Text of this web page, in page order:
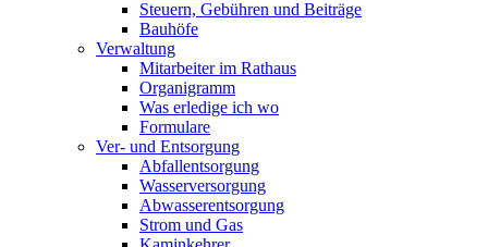
Steuern, Gebühren und Beiträge
Bauhöfe
Verwaltung
Mitarbeiter im Rathaus
Organigramm
Was erledige ich wo
Formulare
Ver- und Entsorgung
Abfallentsorgung
Wasserversorgung
Abwasserentsorgung
Strom und Gas